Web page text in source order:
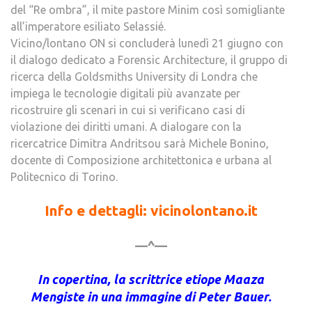
del “Re ombra”, il mite pastore Minim così somigliante
all’imperatore esiliato Selassié.
Vicino/lontano ON si concluderà lunedì 21 giugno con
il dialogo dedicato a Forensic Architecture, il gruppo di
ricerca della Goldsmiths University di Londra che
impiega le tecnologie digitali più avanzate per
ricostruire gli scenari in cui si verificano casi di
violazione dei diritti umani. A dialogare con la
ricercatrice Dimitra Andritsou sarà Michele Bonino,
docente di Composizione architettonica e urbana al
Politecnico di Torino.
Info e dettagli: vicinolontano.it
—^—
In copertina, la scrittrice etiope Maaza
Mengiste in una immagine di Peter Bauer.